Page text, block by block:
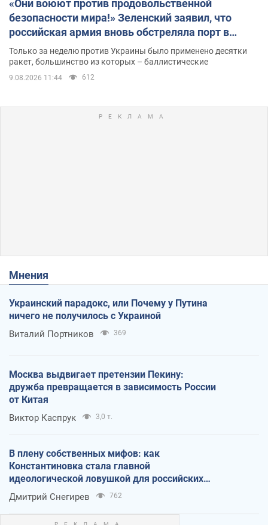
«Они воюют против продовольственной
безопасности мира!» Зеленский заявил, что
российская армия вновь обстреляла порт в
Одессе
Только за неделю против Украины было применено десятки
ракет, большинство из которых – баллистические
9.08.2026 11:44 612
Мнения
Украинский парадокс, или Почему у Путина
ничего не получилось с Украиной
Виталий Портников 369
Москва выдвигает претензии Пекину:
дружба превращается в зависимость России
от Китая
Виктор Каспрук 3,0 т.
В плену собственных мифов: как
Константиновка стала главной
идеологической ловушкой для российских
оккупантов
Дмитрий Снегирев 762